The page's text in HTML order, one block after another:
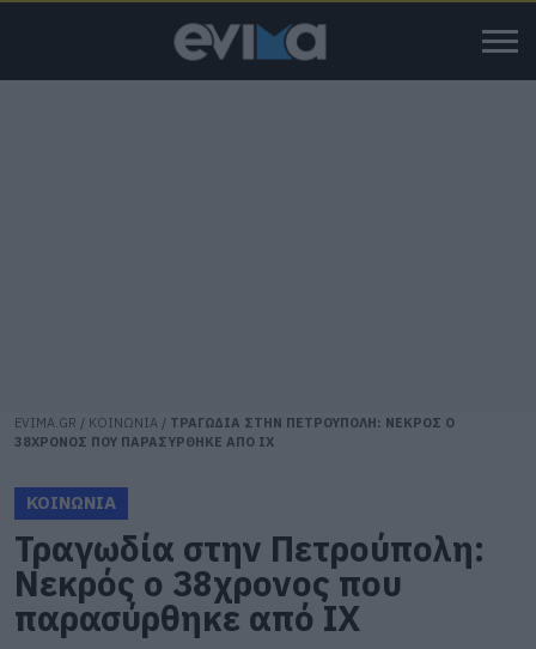
EVIMA.GR / ΚΟΙΝΩΝΙΑ / ΤΡΑΓΩΔΙΑ ΣΤΗΝ ΠΕΤΡΟΥΠΟΛΗ: ΝΕΚΡΟΣ Ο
38ΧΡΟΝΟΣ ΠΟΥ ΠΑΡΑΣΥΡΘΗΚΕ ΑΠΟ ΙΧ
ΚΟΙΝΩΝΙΑ
Τραγωδία στην Πετρούπολη:
Νεκρός ο 38χρονος που
παρασύρθηκε από ΙΧ